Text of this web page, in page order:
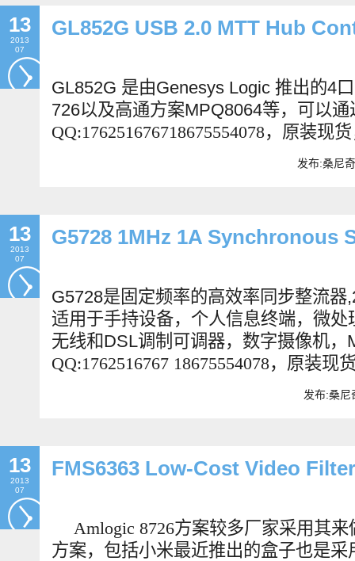
13
2013
07
GL852G USB 2.0 MTT Hub
GL852G 是由Genesys Logic 推出的4口
726以及高通方案MPQ8064等，可以通
QQ:176251676718675554078，原装现
发布:桑尼
13
2013
07
G5728 1MHz 1A Synchronous
G5728是固定频率的高效率同步整流器
适用于手持设备，个人信息终端，微处
无线和DSL调制可调器，数字摄像机，
QQ:1762516767 18675554078，原装现
发布:桑尼
13
2013
07
FMS6363 Low-Cost Video
Amlogic 8726方案较多厂家采用其
方案，包括小米最近推出的盒子也是采